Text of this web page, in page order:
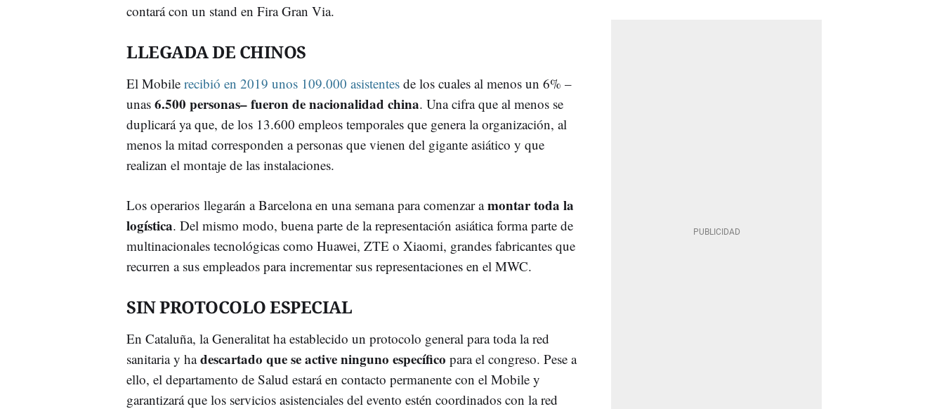
contará con un stand en Fira Gran Via.
LLEGADA DE CHINOS
El Mobile recibió en 2019 unos 109.000 asistentes de los cuales al menos un 6% –
unas 6.500 personas– fueron de nacionalidad china. Una cifra que al menos se
duplicará ya que, de los 13.600 empleos temporales que genera la organización, al
menos la mitad corresponden a personas que vienen del gigante asiático y que
realizan el montaje de las instalaciones.
Los operarios llegarán a Barcelona en una semana para comenzar amontar toda la
logística. Del mismo modo, buena parte de la representación asiática forma parte de
multinacionales tecnológicas como Huawei, ZTE o Xiaomi, grandes fabricantes que
recurren a sus empleados para incrementar sus representaciones en el MWC.
SIN PROTOCOLO ESPECIAL
En Cataluña, la Generalitat ha establecido un protocolo general para toda la red
sanitaria y hadescartado que se active ninguno específico para el congreso. Pese a
ello, el departamento de Salud estará en contacto permanente con el Mobile y
garantizará que los servicios asistenciales del evento estén coordinados con la red